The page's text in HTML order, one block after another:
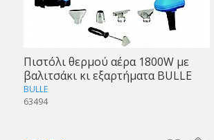
Πιστόλι θερμού αέρα 1800W με
βαλιτσάκι κι εξαρτήματα BULLE
BULLE
63494